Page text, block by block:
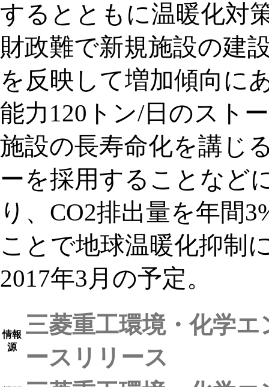
するとともに温暖化対
財政難で新規施設の建
を反映して増加傾向に
能力120トン/日のスト
施設の長寿命化を講じ
ーを採用することなど
り、CO2排出量を年間
ことで地球温暖化抑制
2017年3月の予定。
情報
源
三菱重工環境・化学
ースリリース